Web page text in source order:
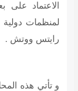
الاعتماد على
لمنظمات دولية
رايتس ووتش .
و تأتي هذه